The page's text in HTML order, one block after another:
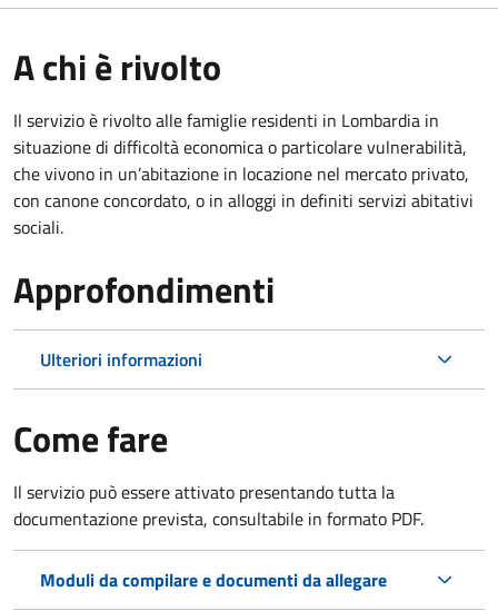
A chi è rivolto
Il servizio è rivolto alle famiglie residenti in Lombardia in
situazione di difficoltà economica o particolare vulnerabilità,
che vivono in un’abitazione in locazione nel mercato privato,
con canone concordato, o in alloggi in definiti servizi abitativi
sociali.
Approfondimenti
Ulteriori informazioni
Come fare
Il servizio può essere attivato presentando tutta la
documentazione prevista, consultabile in formato PDF.
Moduli da compilare e documenti da allegare